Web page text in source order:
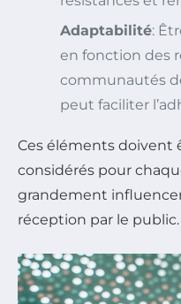
Adaptabilité:
en fonction des
communautés
peut faciliter
Ces éléments doivent
considérés pour
grandement
réception par le public.